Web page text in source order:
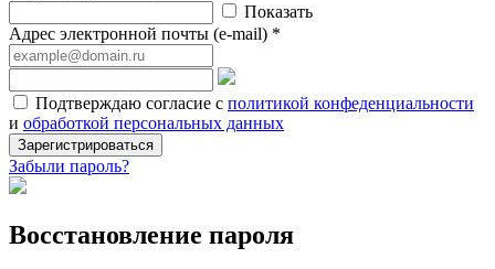
Показать
Адрес электронной почты (e-mail) *
Подтверждаю согласие с политикой конфеденциальности
и обработкой персональных данных
Зарегистрироваться
Забыли пароль?
Восстановление пароля